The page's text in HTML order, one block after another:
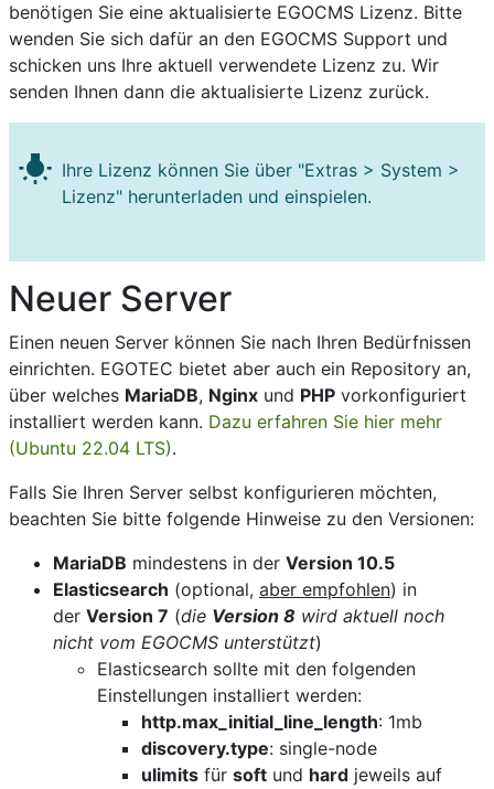
benötigen Sie eine aktualisierte EGOCMS Lizenz. Bitte
wenden Sie sich dafür an den EGOCMS Support und
schicken uns Ihre aktuell verwendete Lizenz zu. Wir
senden Ihnen dann die aktualisierte Lizenz zurück.
wb_incandescent Ihre Lizenz können Sie über "Extras > System >
Lizenz" herunterladen und einspielen.
Neuer Server
Einen neuen Server können Sie nach Ihren Bedürfnissen
einrichten. EGOTEC bietet aber auch ein Repository an,
über welches MariaDB, Nginx und PHP vorkonfiguriert
installiert werden kann. Dazu erfahren Sie hier mehr
(Ubuntu 22.04 LTS).
Falls Sie Ihren Server selbst konfigurieren möchten,
beachten Sie bitte folgende Hinweise zu den Versionen:
MariaDB mindestens in der Version 10.5
Elasticsearch (optional, aber empfohlen) in
der Version 7 (die Version 8 wird aktuell noch
nicht vom EGOCMS unterstützt)
Elasticsearch sollte mit den folgenden
Einstellungen installiert werden:
http.max_initial_line_length: 1mb
discovery.type: single-node
ulimits für soft und hard jeweils auf